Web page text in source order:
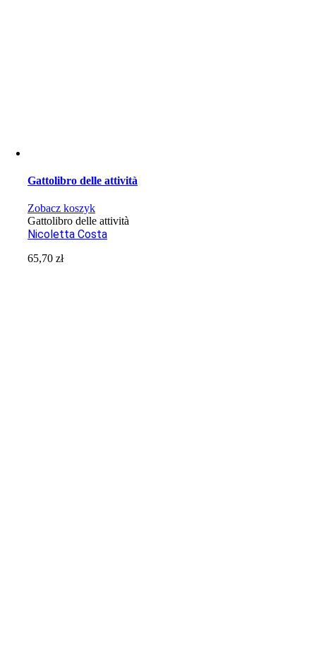
Gattolibro delle attività
Zobacz koszyk
Gattolibro delle attività
Nicoletta Costa
65,70zł